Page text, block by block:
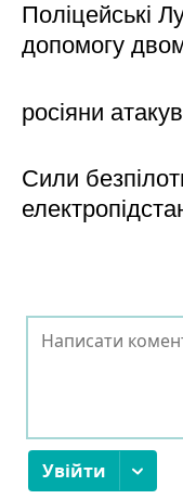
Поліцейські
допомогу
росіяни
Сили